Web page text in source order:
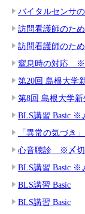
バイタルセンサ
訪問看護師のた
訪問看護師のた
窒息時の対応 ※
第20回 島根大学
第8回 島根大学
BLS講習 Basic ※
「異常の気づき
心音聴診 ※〆切
BLS講習 Basic ※
BLS講習 Basic
BLS講習 Basic